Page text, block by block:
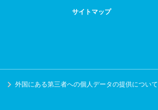
サイトマップ
外国にある第三者への個人データの提供について